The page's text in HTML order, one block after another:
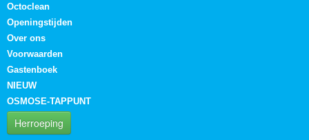
Octoclean
Openingstijden
Over ons
Voorwaarden
Gastenboek
NIEUW
OSMOSE-TAPPUNT
Herroeping